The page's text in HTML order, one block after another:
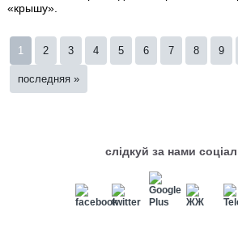
«крышу».
Страницы
1 2 3 4 5 6 7 8 9
последняя »
слідкуй за нами